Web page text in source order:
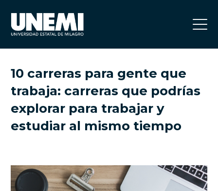
10 carreras para gente que
trabaja: carreras que podrías
explorar para trabajar y
estudiar al mismo tiempo